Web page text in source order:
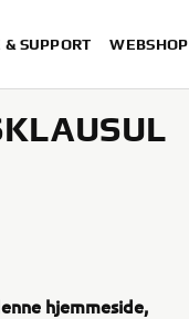
& SUPPORT WEBSHOP
hjemmeside,